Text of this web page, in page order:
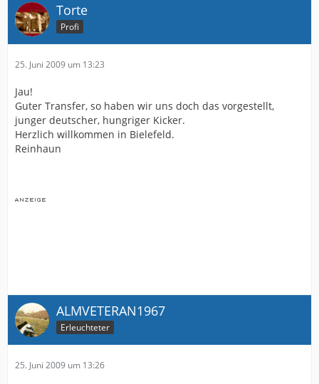
Torte
Profi
25. Juni 2009 um 13:23
Jau!
Guter Transfer, so haben wir uns doch das vorgestellt,
junger deutscher, hungriger Kicker.
Herzlich willkommen in Bielefeld.
Reinhaun
ALMVETERAN1967
Erleuchteter
25. Juni 2009 um 13:26